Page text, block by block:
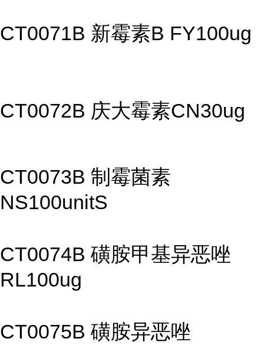
CT0071B 新霉素B FY100ug
CT0072B 庆大霉素CN30ug
CT0073B 制霉菌素
NS100unitS
CT0074B 磺胺甲基异恶唑
RL100ug
CT0075B 磺胺异恶唑